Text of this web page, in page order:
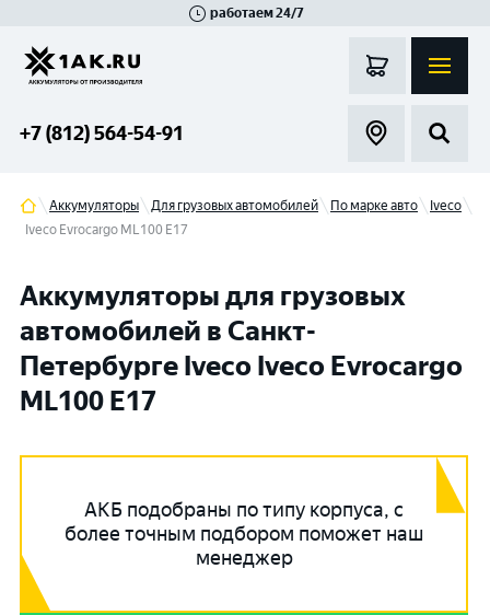
работаем 24/7
+7 (812) 564-54-91
Аккумуляторы Для грузовых автомобилей По марке авто
Iveco
Iveco Evrocargo ML100 E17
Аккумуляторы для грузовых
автомобилей в Санкт-
Петербурге Iveco Iveco Evrocargo
ML100 E17
АКБ подобраны по типу корпуса, с
более точным подбором поможет наш
менеджер
Гатчина